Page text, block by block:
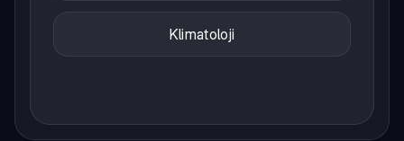
Klimatoloji